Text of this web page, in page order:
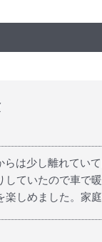
は少し離れて
ていたので車
しめました。家